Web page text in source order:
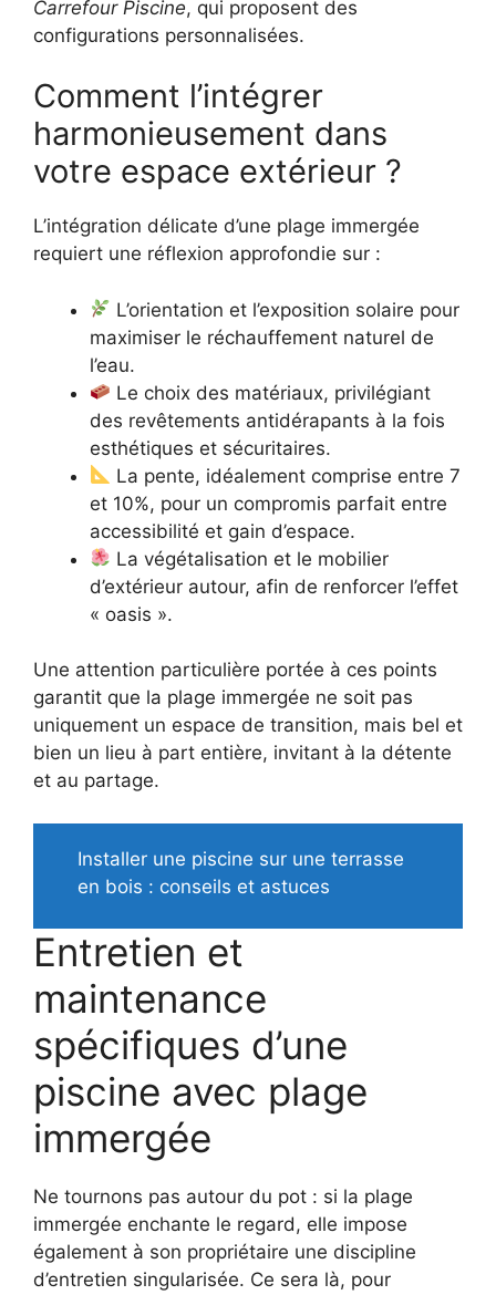
Carrefour Piscine, qui proposent des
configurations personnalisées.
Comment l’intégrer
harmonieusement dans
votre espace extérieur ?
L’intégration délicate d’une plage immergée
requiert une réflexion approfondie sur :
L’orientation et l’exposition solaire pour
maximiser le réchauffement naturel de
l’eau.
Le choix des matériaux, privilégiant
des revêtements antidérapants à la fois
esthétiques et sécuritaires.
La pente, idéalement comprise entre 7
et 10%, pour un compromis parfait entre
accessibilité et gain d’espace.
La végétalisation et le mobilier
d’extérieur autour, afin de renforcer l’effet
« oasis ».
Une attention particulière portée à ces points
garantit que la plage immergée ne soit pas
uniquement un espace de transition, mais bel et
bien un lieu à part entière, invitant à la détente
et au partage.
Installer une piscine sur une terrasse
en bois : conseils et astuces
Entretien et
maintenance
spécifiques d’une
piscine avec plage
immergée
Ne tournons pas autour du pot : si la plage
immergée enchante le regard, elle impose
également à son propriétaire une discipline
d’entretien singularisée. Ce sera là, pour